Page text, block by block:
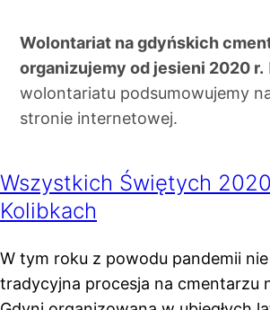
Wolontariat na gdyńskich
organizujemy od jesieni 2020 r.
wolontariatu podsumowujemy
stronie internetowej.
Wszystkich Świętych
Kolibkach
W tym roku z powodu pandemii nie
tradycyjna procesja na cmentarzu